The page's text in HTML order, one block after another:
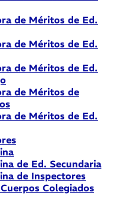
de Méritos de Ed.
de Méritos de Ed.
de Méritos de Ed.
de Méritos de
de Méritos de Ed.
de Ed. Secundaria
de Inspectores
Colegiados